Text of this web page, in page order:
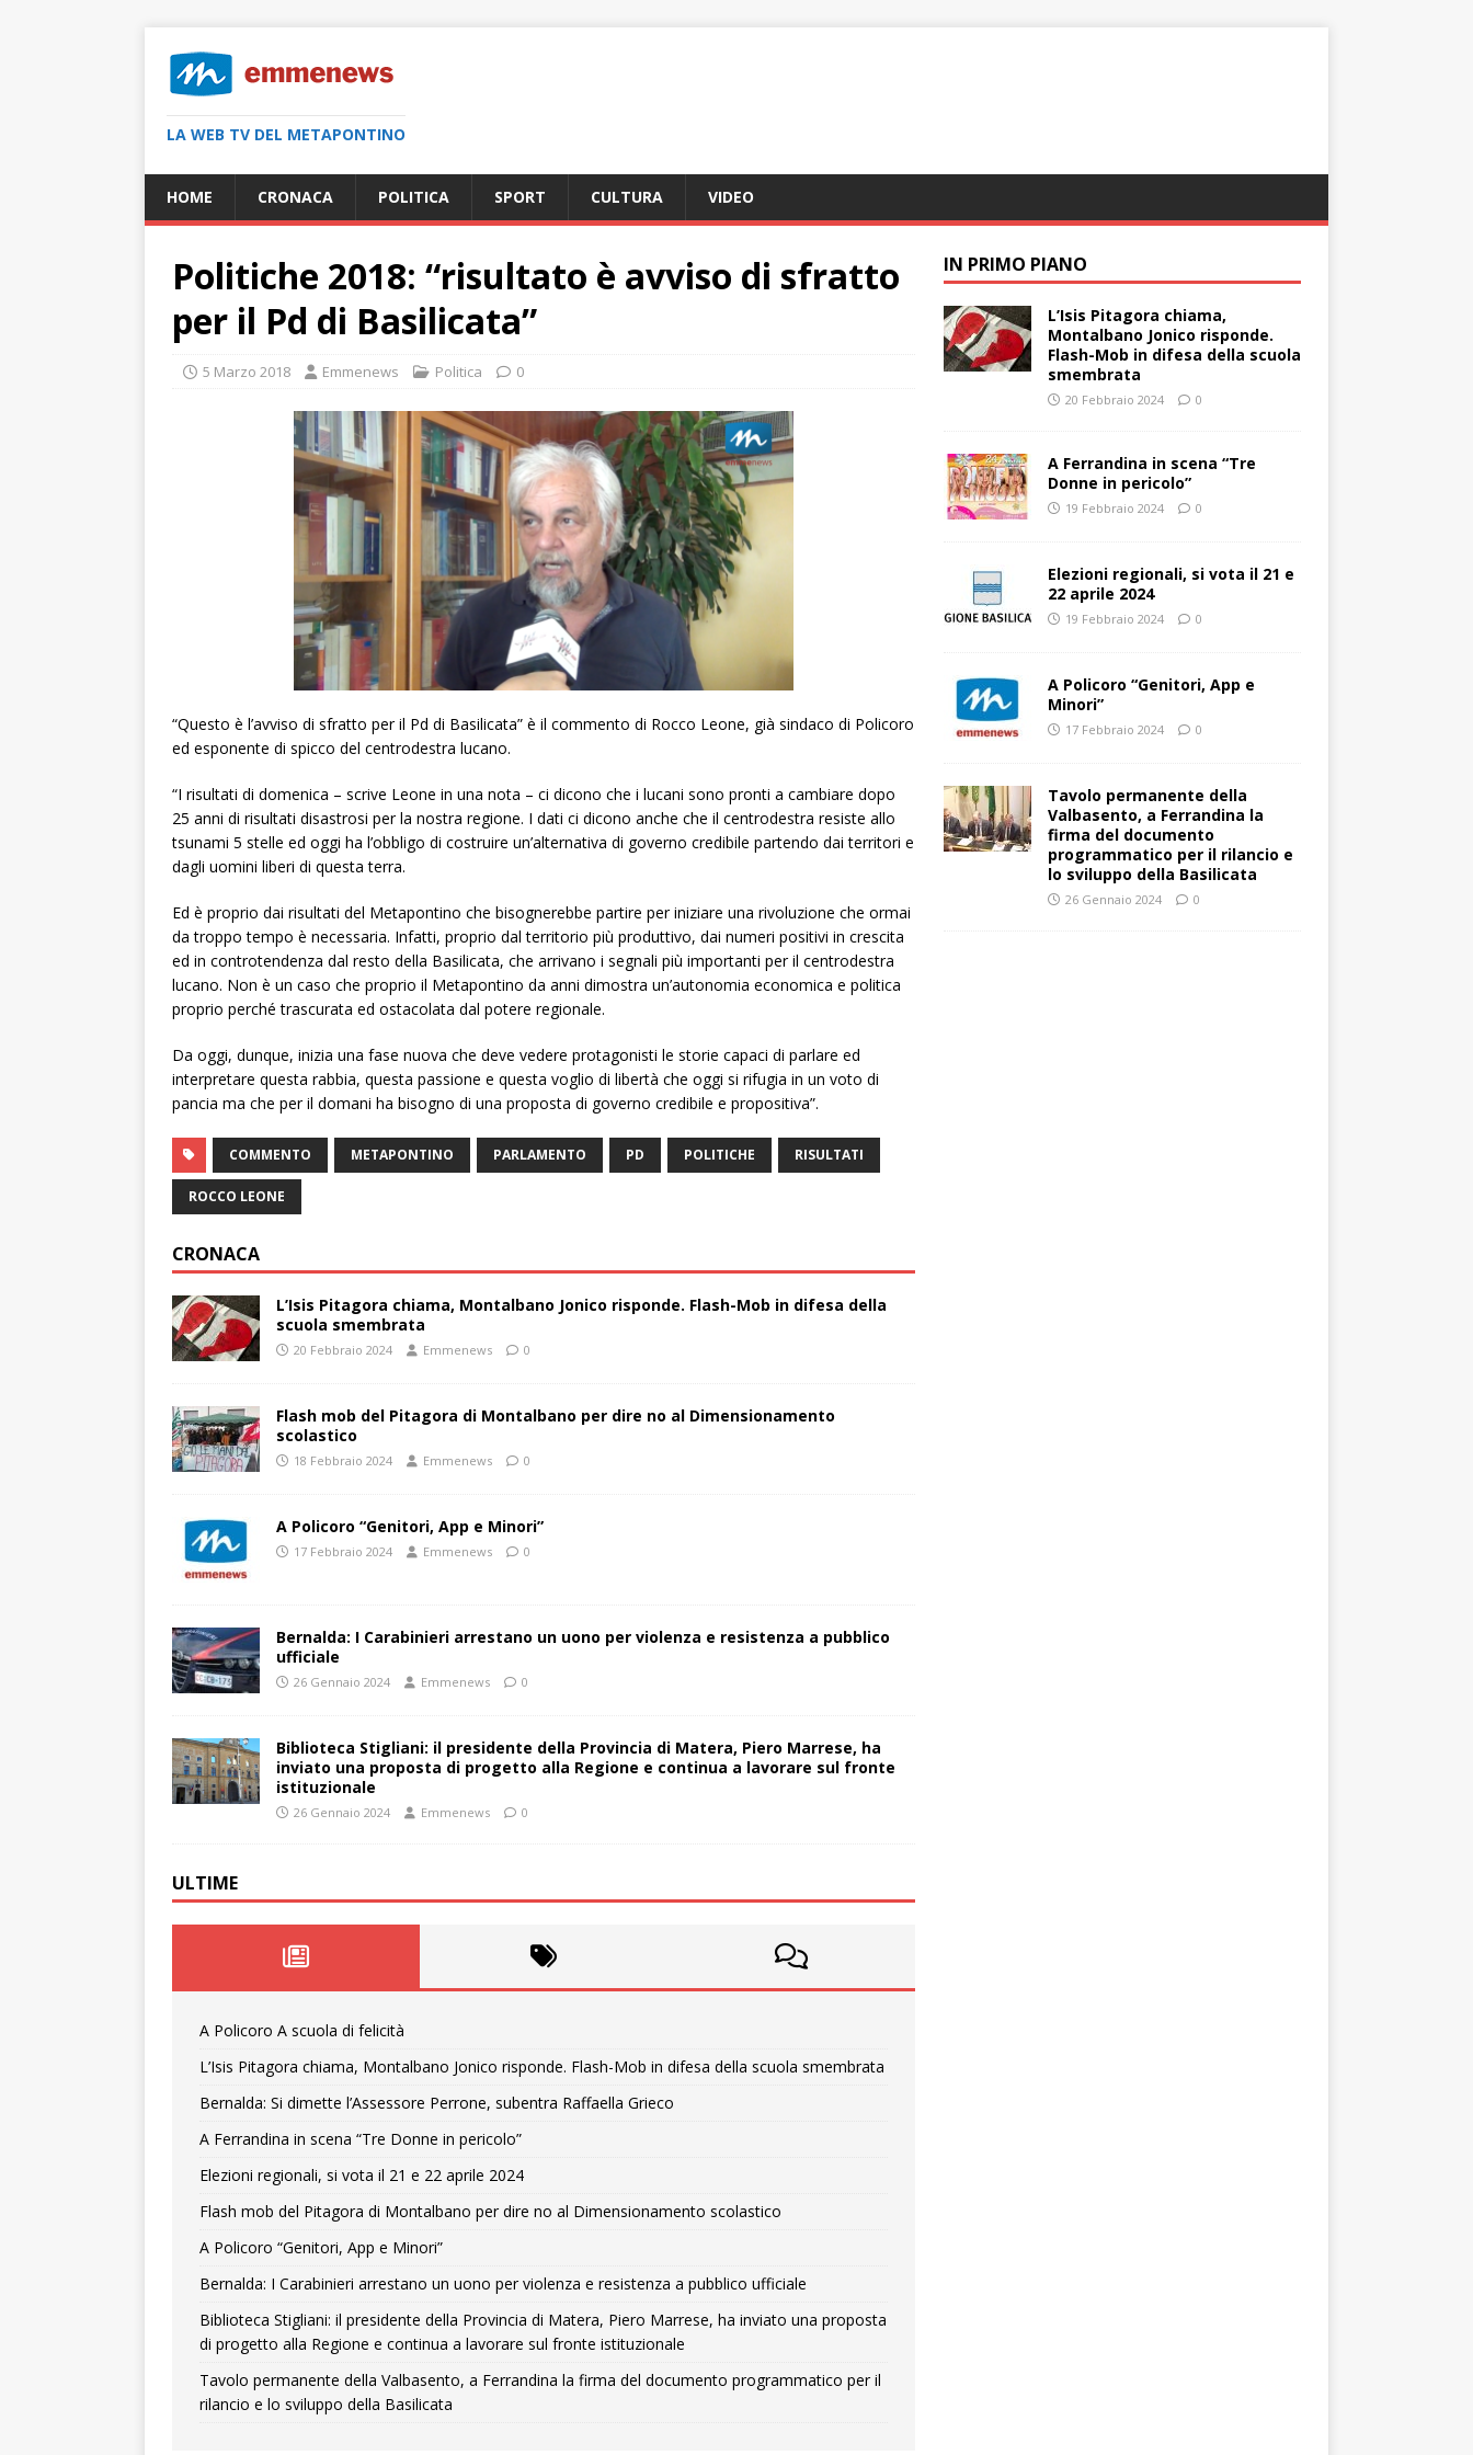
LA WEB TV DEL METAPONTINO
HOME CRONACA POLITICA SPORT CULTURA VIDEO
Politiche 2018: “risultato è avviso di sfratto
per il Pd di Basilicata”
5 Marzo 2018 Emmenews Politica 0
“Questo è l’avviso di sfratto per il Pd di Basilicata” è il commento di Rocco Leone, già sindaco di Policoro
ed esponente di spicco del centrodestra lucano.
“I risultati di domenica – scrive Leone in una nota – ci dicono che i lucani sono pronti a cambiare dopo
25 anni di risultati disastrosi per la nostra regione. I dati ci dicono anche che il centrodestra resiste allo
tsunami 5 stelle ed oggi ha l’obbligo di costruire un’alternativa di governo credibile partendo dai territori e
dagli uomini liberi di questa terra.
Ed è proprio dai risultati del Metapontino che bisognerebbe partire per iniziare una rivoluzione che ormai
da troppo tempo è necessaria. Infatti, proprio dal territorio più produttivo, dai numeri positivi in crescita
ed in controtendenza dal resto della Basilicata, che arrivano i segnali più importanti per il centrodestra
lucano. Non è un caso che proprio il Metapontino da anni dimostra un’autonomia economica e politica
proprio perché trascurata ed ostacolata dal potere regionale.
Da oggi, dunque, inizia una fase nuova che deve vedere protagonisti le storie capaci di parlare ed
interpretare questa rabbia, questa passione e questa voglio di libertà che oggi si rifugia in un voto di
pancia ma che per il domani ha bisogno di una proposta di governo credibile e propositiva”.
COMMENTO METAPONTINO PARLAMENTO PD POLITICHE RISULTATI
ROCCO LEONE
CRONACA
L’Isis Pitagora chiama, Montalbano Jonico risponde. Flash-Mob in difesa della
scuola smembrata
20 Febbraio 2024 Emmenews 0
Flash mob del Pitagora di Montalbano per dire no al Dimensionamento
scolastico
18 Febbraio 2024 Emmenews 0
A Policoro “Genitori, App e Minori”
17 Febbraio 2024 Emmenews 0
Bernalda: I Carabinieri arrestano un uono per violenza e resistenza a pubblico
ufficiale
26 Gennaio 2024 Emmenews 0
Biblioteca Stigliani: il presidente della Provincia di Matera, Piero Marrese, ha
inviato una proposta di progetto alla Regione e continua a lavorare sul fronte
istituzionale
26 Gennaio 2024 Emmenews 0
ULTIME
A Policoro A scuola di felicità
L’Isis Pitagora chiama, Montalbano Jonico risponde. Flash-Mob in difesa della scuola smembrata
Bernalda: Si dimette l’Assessore Perrone, subentra Raffaella Grieco
A Ferrandina in scena “Tre Donne in pericolo”
Elezioni regionali, si vota il 21 e 22 aprile 2024
Flash mob del Pitagora di Montalbano per dire no al Dimensionamento scolastico
A Policoro “Genitori, App e Minori”
Bernalda: I Carabinieri arrestano un uono per violenza e resistenza a pubblico ufficiale
Biblioteca Stigliani: il presidente della Provincia di Matera, Piero Marrese, ha inviato una proposta
di progetto alla Regione e continua a lavorare sul fronte istituzionale
Tavolo permanente della Valbasento, a Ferrandina la firma del documento programmatico per il
rilancio e lo sviluppo della Basilicata
IN PRIMO PIANO
L’Isis Pitagora chiama,
Montalbano Jonico risponde.
Flash-Mob in difesa della scuola
smembrata
20 Febbraio 2024 0
A Ferrandina in scena “Tre
Donne in pericolo”
19 Febbraio 2024 0
Elezioni regionali, si vota il 21 e
22 aprile 2024
19 Febbraio 2024 0
A Policoro “Genitori, App e
Minori”
17 Febbraio 2024 0
Tavolo permanente della
Valbasento, a Ferrandina la
firma del documento
programmatico per il rilancio e
lo sviluppo della Basilicata
26 Gennaio 2024 0